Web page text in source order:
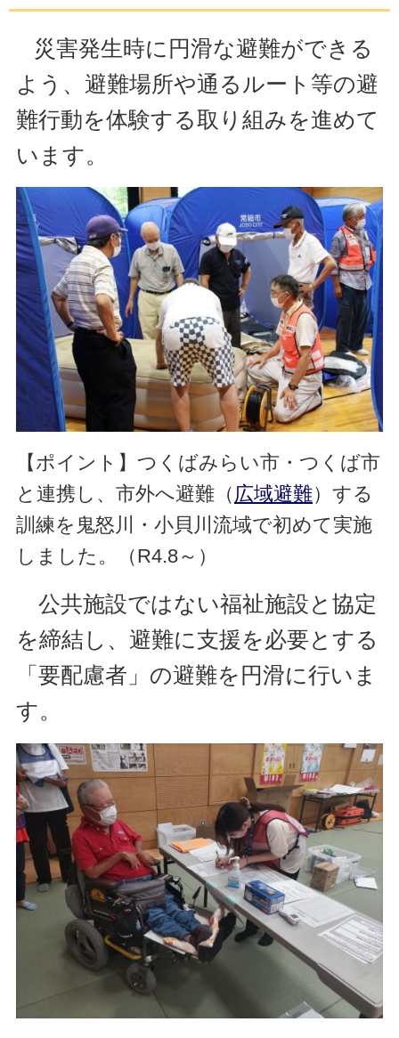
災害発生時に円滑な避難ができる
よう、避難場所や通るルート等の避
難行動を体験する取り組みを進めて
います。
【ポイント】 つくばみらい市・つくば市
と連携し、市外へ避難（ 広域避難）する
訓練を鬼怒川・小貝川流域で初めて実施
しました。（R4.8～）
公共施設ではない福祉施設と協定
を締結し、避難に支援を必要とする
「要配慮者」の避難を円滑に行いま
す。